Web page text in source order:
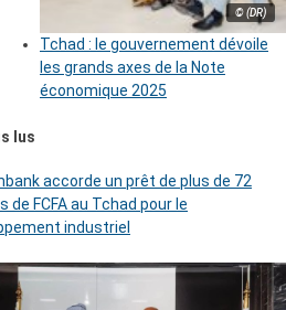
© (DR)
Tchad : le gouvernement dévoile
les grands axes de la Note
économique 2025
lus
accorde un prêt de plus de 72
de FCFA au Tchad pour le
industriel